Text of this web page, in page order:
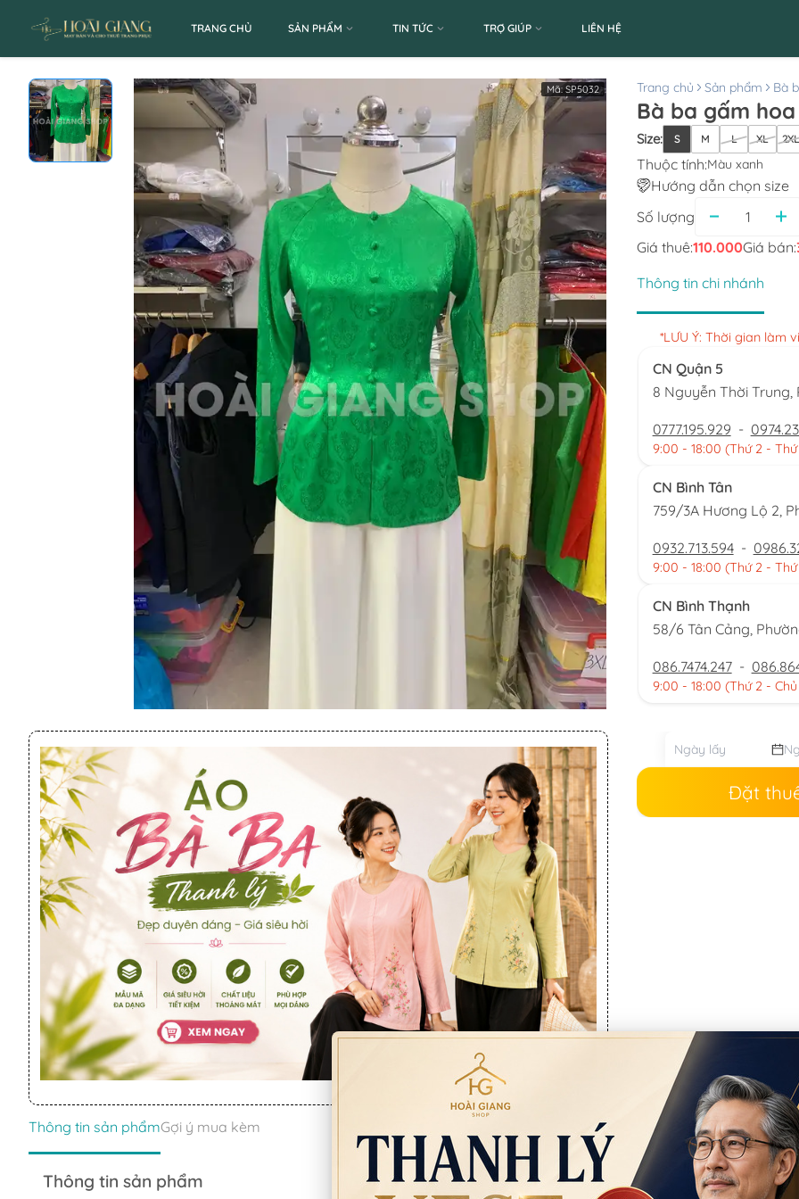
TRANG CHỦ SẢN PHẨM TIN TỨC TRỢ GIÚP LIÊN HỆ
Mã: SP5032
Thông tin sản phẩmGợi ý mua kèm
Thông tin sản phẩm
Trang chủ Sản phẩm Bà
Bà ba gấm
Size: S M L XL 2XL
Thuộc tính:Màu xanh
Hướng dẫn chọn size
Số lượng
Giá thuê:110.000Giá bán:
Thông tin chi nhánh
*LƯU Ý: Thời gian làm
CN Quận 5
8 Nguyễn Thời Trung,
0777.195.929 -
9:00 - 18:00 (Thứ 2 - Thứ
CN Bình Tân
759/3A Hương Lộ 2,
0932.713.594 -
9:00 - 18:00 (Thứ 2 - Thứ
CN Bình Thạnh
58/6 Tân Cảng,
086.7474.247 -
9:00 - 18:00 (Thứ 2 -
Đặt